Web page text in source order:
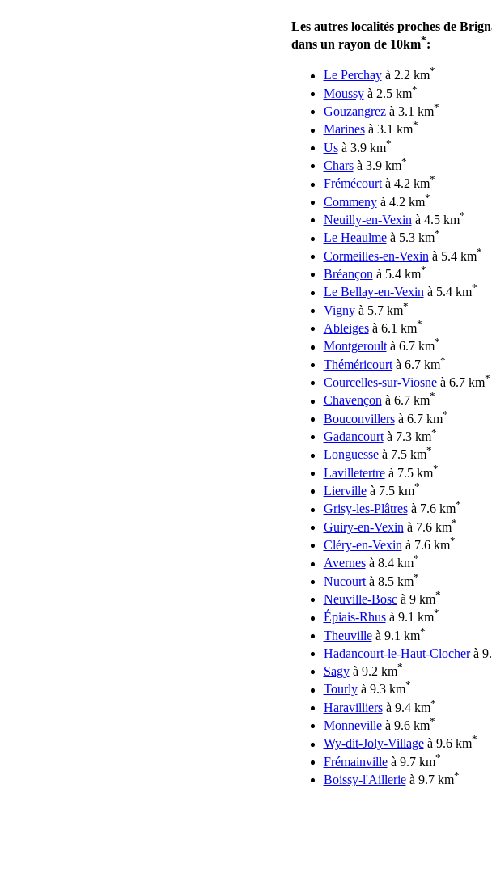
Les autres localités proches de
dans un rayon de 10km*:
Le Perchayà 2.2 km*
Moussyà 2.5 km*
Gouzangrezà 3.1 km*
Marinesà 3.1 km*
Usà 3.9 km*
Charsà 3.9 km*
Frémécourtà 4.2 km*
Commenyà 4.2 km*
Neuilly-en-Vexin à 4.5 km*
Le Heaulmeà 5.3 km*
Cormeilles-en-Vexin à 5.4 km*
Bréançon à 5.4 km*
Le Bellay-en-Vexinà 5.4 km*
Vignyà 5.7 km*
Ableigesà 6.1 km*
Montgeroultà 6.7 km*
Théméricourtà 6.7 km*
Courcelles-sur-Viosneà 6.7 km*
Chavençonà 6.7 km*
Bouconvillersà 6.7 km*
Gadancourtà 7.3 km*
Longuesseà 7.5 km*
Lavilletertreà 7.5 km*
Liervilleà 7.5 km*
Grisy-les-Plâtresà 7.6 km*
Guiry-en-Vexin à 7.6 km*
Cléry-en-Vexin à 7.6 km*
Avernesà 8.4 km*
Nucourtà 8.5 km*
Neuville-Boscà 9 km*
Épiais-Rhusà 9.1 km*
Theuvilleà 9.1 km*
Hadancourt-le-Haut-Clocherà
Sagyà 9.2 km*
Tourlyà 9.3 km*
Haravilliersà 9.4 km*
Monnevilleà 9.6 km*
Wy-dit-Joly-Villageà 9.6 km*
Frémainvilleà 9.7 km*
Boissy-l'Aillerieà 9.7 km*